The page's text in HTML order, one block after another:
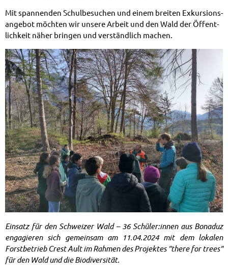
Mit span­nen­den Schul­be­su­chen und ei­nem brei­ten Ex­kur­si­ons­
an­ge­bot möch­ten wir un­se­re Ar­beit und den Wald der Öf­fent­
lich­keit nä­her brin­gen und ver­ständ­lich ma­chen.
Ein­satz für den Schwei­zer Wald – 36 Schü­ler:in­nen aus Bonaduz
en­ga­gie­ren sich ge­mein­sam am 11.04.2024 mit dem lo­ka­len
Forstbetrieb Crest Ault im Rah­men des Pro­jek­tes "the­re for trees"
für den Wald und die Bio­di­ver­si­tät.